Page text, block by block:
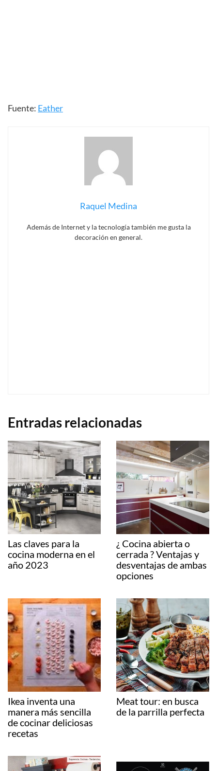
Fuente: Eather
Raquel Medina
Además de Internet y la tecnología también me gusta la
decoración en general.
Entradas relacionadas
Las claves para la
cocina moderna en el
año 2023
¿ Cocina abierta o
cerrada ? Ventajas y
desventajas de ambas
opciones
Ikea inventa una
manera más sencilla
de cocinar deliciosas
recetas
Meat tour: en busca
de la parrilla perfecta